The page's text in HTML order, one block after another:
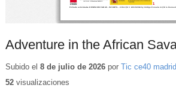
Adventure in the African
Subido el 8 de julio de 2026por Tic ce40 madrid
52visualizaciones